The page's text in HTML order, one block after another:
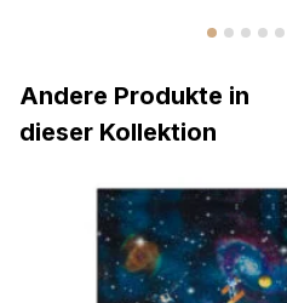
Andere Produkte in
dieser Kollektion